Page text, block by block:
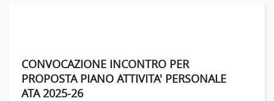
CONVOCAZIONE INCONTRO PER
PROPOSTA PIANO ATTIVITA' PERSONALE
ATA 2025-26